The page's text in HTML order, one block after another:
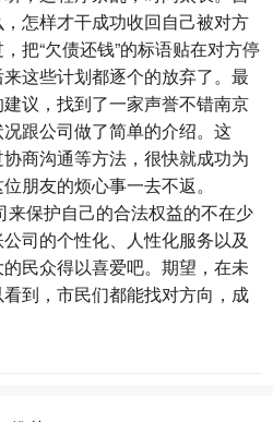
怎样才干成功收回自己被对方
把“欠债还钱”的标语贴在对方停
这些计划都逐个的放弃了。最
议，找到了一家声誉不错南京
跟公司做了简单的介绍。这
商沟通等方法，很快就成功为
朋友的烦心事一去不返。
来保护自己的合法权益的不在少
司的个性化、人性化服务以及
民众得以喜爱吧。期望，在未
到，市民们都能找对方向，成